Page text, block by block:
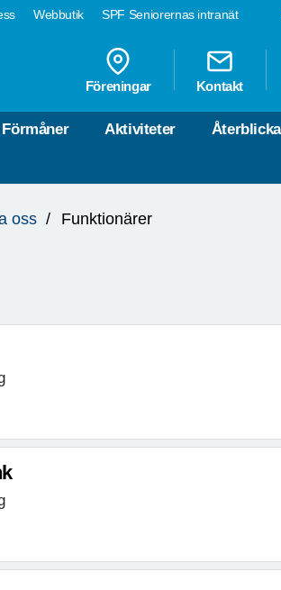
Webbutik SPF Seniorernas intranät
Föreningar Kontakt
Förmåner Aktiviteter
oss Funktionärer